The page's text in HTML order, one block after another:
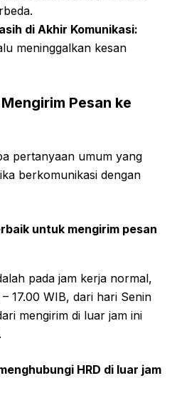
di Akhir Komunikasi:
meninggalkan kesan
Pesan ke
pertanyaan umum yang
berkomunikasi dengan
untuk mengirim pesan
pada jam kerja normal,
17.00 WIB, dari hari Senin
mengirim di luar jam ini
HRD di luar jam